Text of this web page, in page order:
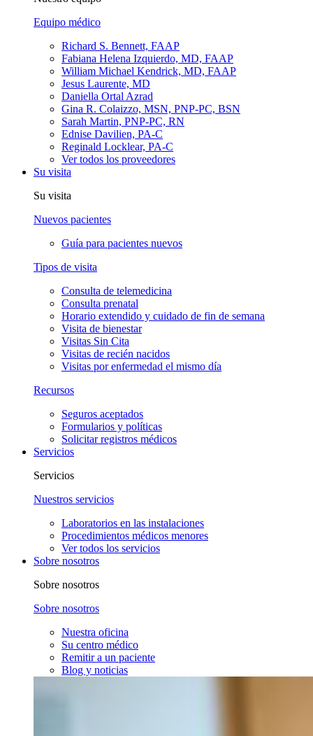
Equipo médico
Richard S. Bennett, FAAP
Fabiana Helena Izquierdo, MD, FAAP
William Michael Kendrick, MD, FAAP
Jesus Laurente, MD
Daniella Ortal Azrad
Gina R. Colaizzo, MSN, PNP-PC, BSN
Sarah Martin, PNP-PC, RN
Ednise Davilien, PA-C
Reginald Locklear, PA-C
Ver todos los proveedores
Su visita
Su visita
Nuevos pacientes
Guía para pacientes nuevos
Tipos de visita
Consulta de telemedicina
Consulta prenatal
Horario extendido y cuidado de fin de semana
Visita de bienestar
Visitas Sin Cita
Visitas de recién nacidos
Visitas por enfermedad el mismo día
Recursos
Seguros aceptados
Formularios y políticas
Solicitar registros médicos
Servicios
Servicios
Nuestros servicios
Laboratorios en las instalaciones
Procedimientos médicos menores
Ver todos los servicios
Sobre nosotros
Sobre nosotros
Sobre nosotros
Nuestra oficina
Su centro médico
Remitir a un paciente
Blog y noticias